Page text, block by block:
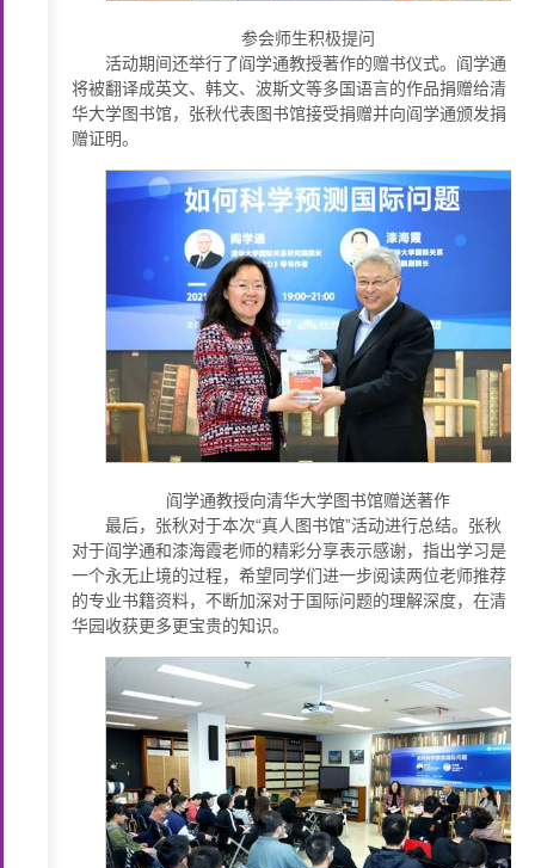
参会师生积极提问
活动期间还举行了阎学通教授著作的赠书仪式。阎学通
将被翻译成英文、韩文、波斯文等多国语言的作品捐赠给清
华大学图书馆，张秋代表图书馆接受捐赠并向阎学通颁发捐
赠证明。
阎学通教授向清华大学图书馆赠送著作
最后，张秋对于本次“真人图书馆”活动进行总结。张秋
对于阎学通和漆海霞老师的精彩分享表示感谢，指出学习是
一个永无止境的过程，希望同学们进一步阅读两位老师推荐
的专业书籍资料，不断加深对于国际问题的理解深度，在清
华园收获更多更宝贵的知识。